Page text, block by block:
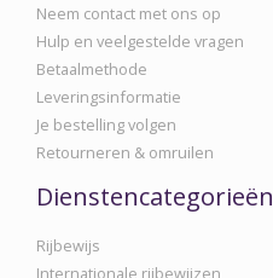
Neem contact met ons op
Hulp en veelgestelde vragen
Betaalmethode
Leveringsinformatie
Je bestelling volgen
Retourneren & omruilen
Dienstencategorieën
Rijbewijs
Internationale rijbewijzen